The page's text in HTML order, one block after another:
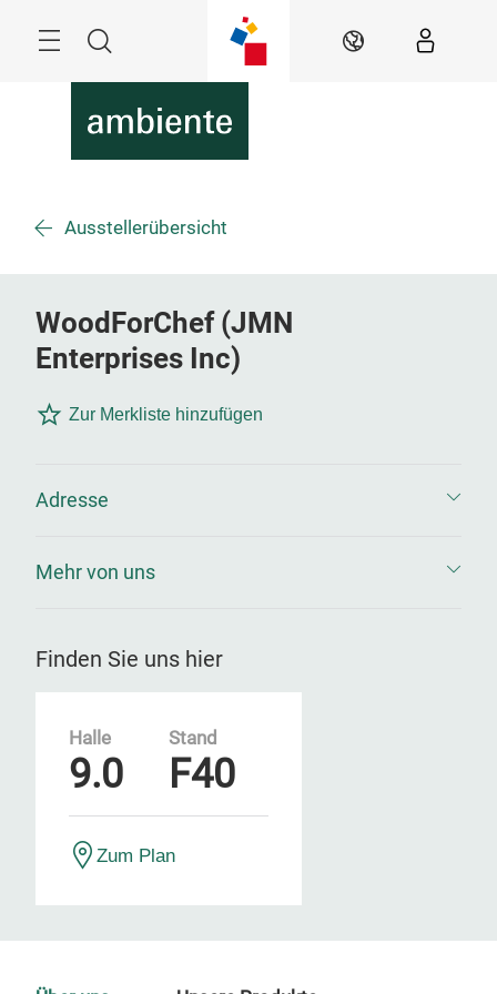
Suche DE
Ausstellerübersicht
WoodForChef (JMN
Enterprises Inc)
Zur Merkliste hinzufügen
Adresse
Mehr von uns
Finden Sie uns hier
Halle
9.0
Stand
F40
Zum Plan